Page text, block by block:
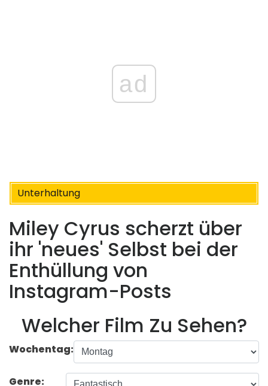
ad
Unterhaltung
Miley Cyrus scherzt über
ihr 'neues' Selbst bei der
Enthüllung von
Instagram-Posts
Welcher Film Zu Sehen?
Wochentag:
Genre: